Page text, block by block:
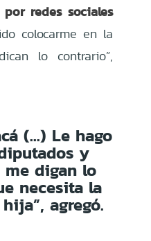
redes sociales
colocarme en la
lo contrario”,
(...) Le hago
y
me digan lo
necesita la
agregó.